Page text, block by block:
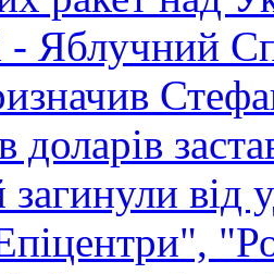
- Яблучний
доларів
від